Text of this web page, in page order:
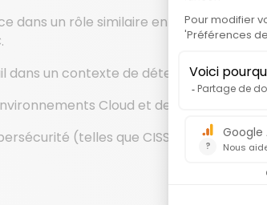
dans un rôle similaire en sécurité
dans un contexte de détection et de
Cloud et des architectures
(telles que CISSP, GIAC, GCIA,